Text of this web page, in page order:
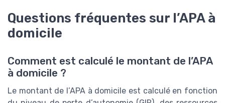
Questions fréquentes sur l’APA à
domicile
Comment est calculé le montant de l’APA
à domicile ?
Le montant de l’APA à domicile est calculé en fonction